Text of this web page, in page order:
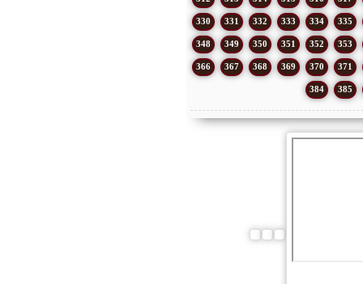
330 331 332 333 334 335
348 349 350 351 352 353
366 367 368 369 370 371
384 385